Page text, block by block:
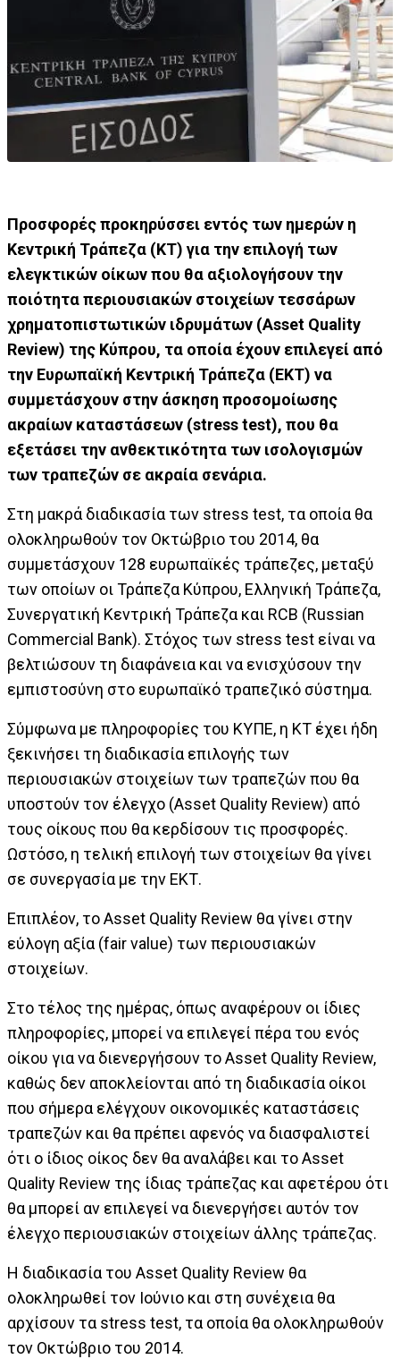
Προσφορές προκηρύσσει εντός των ημερών η
Κεντρική Τράπεζα (ΚΤ) για την επιλογή των
ελεγκτικών οίκων που θα αξιολογήσουν την
ποιότητα περιουσιακών στοιχείων τεσσάρων
χρηματοπιστωτικών ιδρυμάτων (Asset Quality
Review) της Κύπρου, τα οποία έχουν επιλεγεί από
την Ευρωπαϊκή Κεντρική Τράπεζα (ΕΚΤ) να
συμμετάσχουν στην άσκηση προσομοίωσης
ακραίων καταστάσεων (stress test), που θα
εξετάσει την ανθεκτικότητα των ισολογισμών
των τραπεζών σε ακραία σενάρια.
Στη μακρά διαδικασία των stress test, τα οποία θα
ολοκληρωθούν τον Οκτώβριο του 2014, θα
συμμετάσχουν 128 ευρωπαϊκές τράπεζες, μεταξύ
των οποίων οι Τράπεζα Κύπρου, Ελληνική Τράπεζα,
Συνεργατική Κεντρική Τράπεζα και RCB (Russian
Commercial Bank). Στόχος των stress test είναι να
βελτιώσουν τη διαφάνεια και να ενισχύσουν την
εμπιστοσύνη στο ευρωπαϊκό τραπεζικό σύστημα.
Σύμφωνα με πληροφορίες του ΚΥΠΕ, η ΚΤ έχει ήδη
ξεκινήσει τη διαδικασία επιλογής των
περιουσιακών στοιχείων των τραπεζών που θα
υποστούν τον έλεγχο (Asset Quality Review) από
τους οίκους που θα κερδίσουν τις προσφορές.
Ωστόσο, η τελική επιλογή των στοιχείων θα γίνει
σε συνεργασία με την ΕΚΤ.
Επιπλέον, το Asset Quality Review θα γίνει στην
εύλογη αξία (fair value) των περιουσιακών
στοιχείων.
Στο τέλος της ημέρας, όπως αναφέρουν οι ίδιες
πληροφορίες, μπορεί να επιλεγεί πέρα του ενός
οίκου για να διενεργήσουν το Asset Quality Review,
καθώς δεν αποκλείονται από τη διαδικασία οίκοι
που σήμερα ελέγχουν οικονομικές καταστάσεις
τραπεζών και θα πρέπει αφενός να διασφαλιστεί
ότι ο ίδιος οίκος δεν θα αναλάβει και το Asset
Quality Review της ίδιας τράπεζας και αφετέρου ότι
θα μπορεί αν επιλεγεί να διενεργήσει αυτόν τον
έλεγχο περιουσιακών στοιχείων άλλης τράπεζας.
Η διαδικασία του Asset Quality Review θα
ολοκληρωθεί τον Ιούνιο και στη συνέχεια θα
αρχίσουν τα stress test, τα οποία θα ολοκληρωθούν
τον Οκτώβριο του 2014.